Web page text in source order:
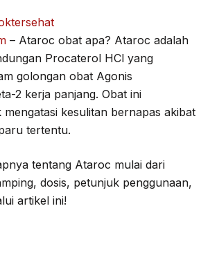
– Ataroc obat apa? Ataroc adalah
Procaterol HCl yang
golongan obat Agonis
2 kerja panjang. Obat ini
kesulitan bernapas akibat
tertentu.
tentang Ataroc mulai dari
dosis, petunjuk penggunaan,
artikel ini!